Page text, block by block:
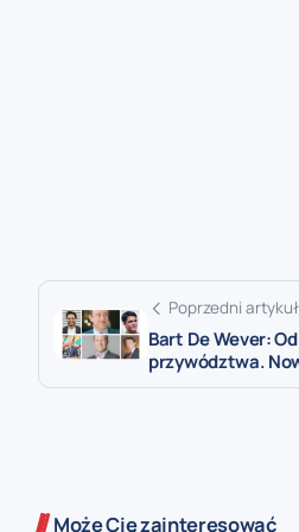
Poprzedni artykuł
Bart De Wever:
przywództwa.
Może Cię zainteresować